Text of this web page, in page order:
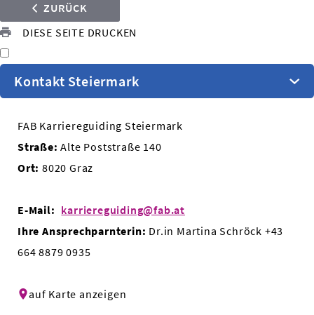
ZURÜCK
DIESE SEITE DRUCKEN
Kontakt Steiermark
FAB Karriereguiding Steiermark
Straße: Alte Poststraße 140
Ort: 8020 Graz
E-Mail: karriereguiding@fab.at
Ihre Ansprechparnterin: Dr.in Martina Schröck +43
664 8879 0935
auf Karte anzeigen